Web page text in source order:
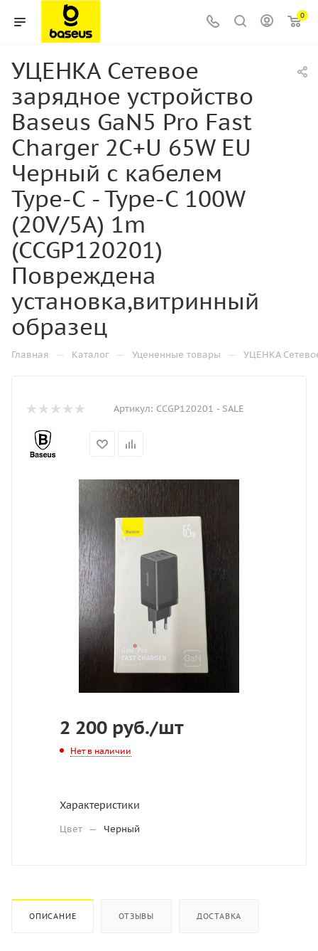
0
УЦЕНКА Сетевое
зарядное устройство
Baseus GaN5 Pro Fast
Charger 2C+U 65W EU
Черный с кабелем
Type-C - Type-C 100W
(20V/5A) 1m
(CCGP120201)
Повреждена
установка,витринный
образец
Главная — Каталог — Уцененные товары — УЦЕНКА
Артикул: CCGP120201 - SALE
2 200 руб./шт
Нет в наличии
Характеристики
Цвет — Черный
ОПИСАНИЕ ОТЗЫВЫ ДОСТАВКА